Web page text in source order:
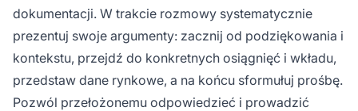
dokumentacji. W trakcie rozmowy systematycznie
prezentuj swoje argumenty: zacznij od podziękowania i
kontekstu, przejdź do konkretnych osiągnięć i wkładu,
przedstaw dane rynkowe, a na końcu sformułuj prośbę.
Pozwól przełożonemu odpowiedzieć i prowadzić